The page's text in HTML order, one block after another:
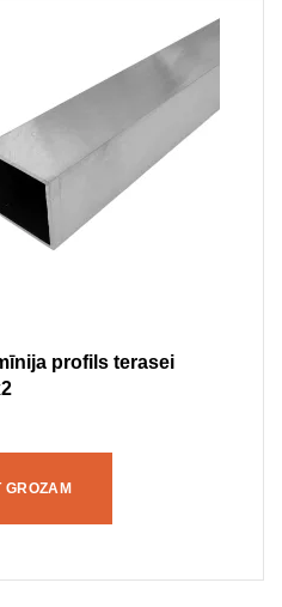
profils terasei
GROZAM